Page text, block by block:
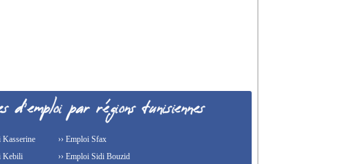
Kasserine
Kebili
›› Emploi Sfax
›› Emploi Sidi Bouzid